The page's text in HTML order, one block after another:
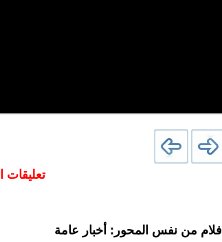
تعليقات
افلام من نفس المحور: أخبار عامة